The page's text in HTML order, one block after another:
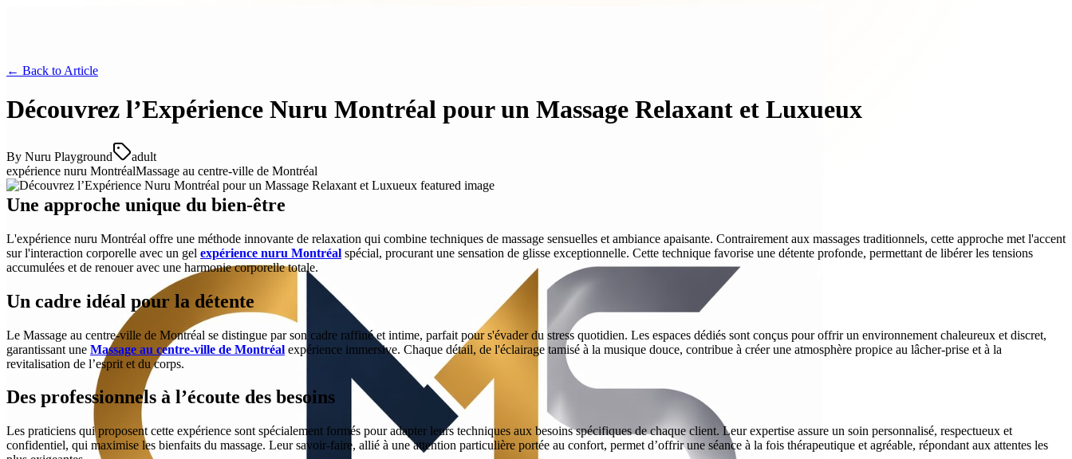
← Back to Article
Découvrez l’Expérience Nuru Montréal pour un Massage Relaxant et Luxueux
By Nuru Playground
adult
expérience nuru MontréalMassage au centre-ville de Montréal
Une approche unique du bien-être
L'expérience nuru Montréal offre une méthode innovante de relaxation qui combine techniques de massage sensuelles et ambiance apaisante. Contrairement aux massages traditionnels, cette approche met l'accent
sur l'interaction corporelle avec un gel expérience nuru Montréal spécial, procurant une sensation de glisse exceptionnelle. Cette technique favorise une détente profonde, permettant de libérer les tensions
accumulées et de renouer avec une harmonie corporelle totale.
Un cadre idéal pour la détente
Le Massage au centre-ville de Montréal se distingue par son cadre raffiné et intime, parfait pour s'évader du stress quotidien. Les espaces dédiés sont conçus pour offrir un environnement chaleureux et discret,
garantissant une Massage au centre-ville de Montréal expérience immersive. Chaque détail, de l'éclairage tamisé à la musique douce, contribue à créer une atmosphère propice au lâcher-prise et à la
revitalisation de l’esprit et du corps.
Des professionnels à l’écoute des besoins
Les praticiens qui proposent cette expérience sont spécialement formés pour adapter leurs techniques aux besoins spécifiques de chaque client. Leur expertise assure un soin personnalisé, respectueux et
confidentiel, qui maximise les bienfaits du massage. Leur savoir-faire, allié à une attention particulière portée au confort, permet d’offrir une séance à la fois thérapeutique et agréable, répondant aux attentes les